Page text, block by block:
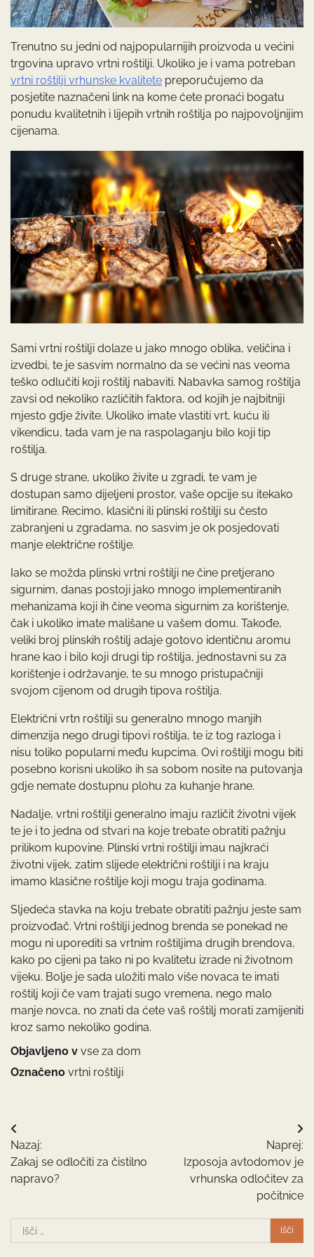
Trenutno su jedni od najpopularnijih proizvoda u većini
trgovina upravo vrtni roštilji. Ukoliko je i vama potreban
vrtni roštilji vrhunske kvalitete preporučujemo da
posjetite naznačeni link na kome ćete pronaći bogatu
ponudu kvalitetnih i lijepih vrtnih roštilja po najpovoljnijim
cijenama.
Sami vrtni roštilji dolaze u jako mnogo oblika, veličina i
izvedbi, te je sasvim normalno da se većini nas veoma
teško odlučiti koji roštilj nabaviti. Nabavka samog roštilja
zavsi od nekoliko različitih faktora, od kojih je najbitniji
mjesto gdje živite. Ukoliko imate vlastiti vrt, kuću ili
vikendicu, tada vam je na raspolaganju bilo koji tip
roštilja.
S druge strane, ukoliko živite u zgradi, te vam je
dostupan samo dijeljeni prostor, vaše opcije su itekako
limitirane. Recimo, klasični ili plinski roštilji su često
zabranjeni u zgradama, no sasvim je ok posjedovati
manje električne roštilje.
Iako se možda plinski vrtni roštilji ne čine pretjerano
sigurnim, danas postoji jako mnogo implementiranih
mehanizama koji ih čine veoma sigurnim za korištenje,
čak i ukoliko imate mališane u vašem domu. Takođe,
veliki broj plinskih roštilj adaje gotovo identičnu aromu
hrane kao i bilo koji drugi tip roštilja, jednostavni su za
korištenje i održavanje, te su mnogo pristupačniji
svojom cijenom od drugih tipova roštilja.
Električni vrtn roštilji su generalno mnogo manjih
dimenzija nego drugi tipovi roštilja, te iz tog razloga i
nisu toliko popularni među kupcima. Ovi roštilji mogu biti
posebno korisni ukoliko ih sa sobom nosite na putovanja
gdje nemate dostupnu plohu za kuhanje hrane.
Nadalje, vrtni roštilji generalno imaju različit životni vijek
te je i to jedna od stvari na koje trebate obratiti pažnju
prilikom kupovine. Plinski vrtni roštilji imau najkraći
životni vijek, zatim slijede električni roštilji i na kraju
imamo klasične roštilje koji mogu traja godinama.
Sljedeća stavka na koju trebate obratiti pažnju jeste sam
proizvođač. Vrtni roštilji jednog brenda se ponekad ne
mogu ni uporediti sa vrtnim roštiljima drugih brendova,
kako po cijeni pa tako ni po kvalitetu izrade ni životnom
vijeku. Bolje je sada uložiti malo više novaca te imati
roštilj koji če vam trajati sugo vremena, nego malo
manje novca, no znati da ćete vaš roštilj morati zamijeniti
kroz samo nekoliko godina.
Objavljeno v vse za dom
Označeno vrtni roštilji
Navigacija
prispevka
Nazaj:
Zakaj se odločiti za čistilno
napravo?
Naprej:
Izposoja avtodomov je
vrhunska odločitev za
počitnice
Išči: